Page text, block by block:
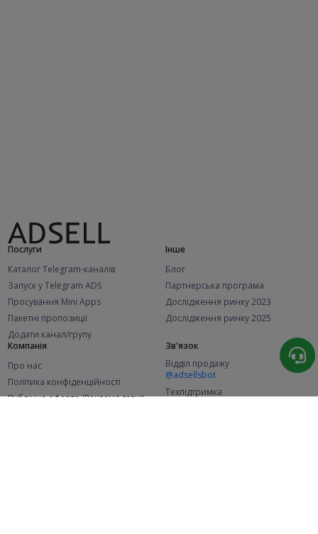
Послуги
Каталог Telegram-каналів
Запуск у Telegram ADS
Просування Mini Apps
Пакетні пропозиції
Додати канал/групу
Інше
Блог
Партнерська програма
Дослідження ринку 2023
Дослідження ринку 2025
Компанія
Про нас
Політика конфіденційності
Публічна оферта (Рекламодавці)
Зв'язок
Відділ продажу
@adsellsbot
Техпідтримка